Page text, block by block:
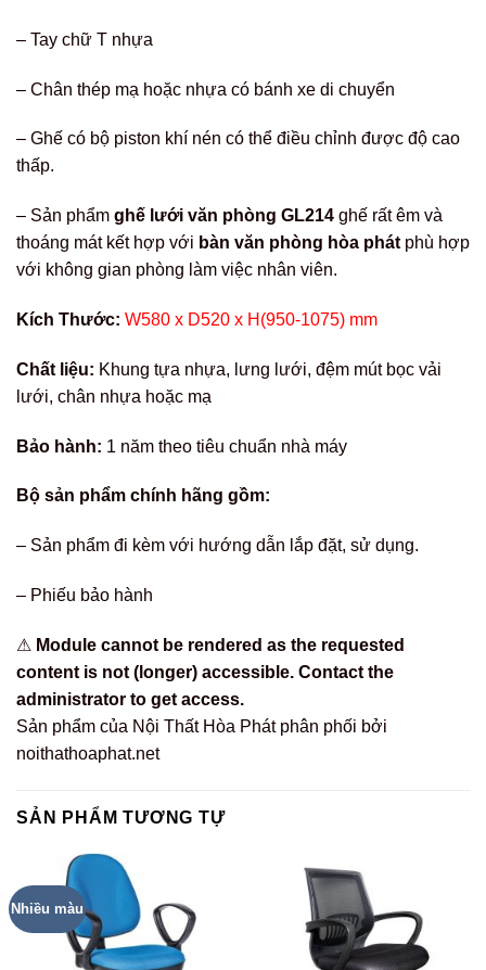
– Tay chữ T nhựa
– Chân thép mạ hoặc nhựa có bánh xe di chuyển
– Ghế có bộ piston khí nén có thể điều chỉnh được độ cao
thấp.
– Sản phẩm ghế lưới văn phòng GL214 ghế rất êm và
thoáng mát kết hợp với bàn văn phòng hòa phát phù hợp
với không gian phòng làm việc nhân viên.
Kích Thước: W580 x D520 x H(950-1075) mm
Chất liệu: Khung tựa nhựa, lưng lưới, đệm mút bọc vải
lưới, chân nhựa hoặc mạ
Bảo hành: 1 năm theo tiêu chuẩn nhà máy
Bộ sản phẩm chính hãng gồm:
– Sản phẩm đi kèm với hướng dẫn lắp đặt, sử dụng.
– Phiếu bảo hành
⚠ Module cannot be rendered as the requested
content is not (longer) accessible. Contact the
administrator to get access.
Sản phẩm của Nội Thất Hòa Phát phân phối bởi
noithathoaphat.net
SẢN PHẨM TƯƠNG TỰ
Nhiều màu